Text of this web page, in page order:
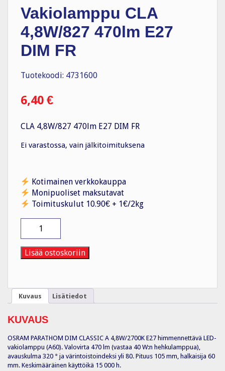
Vakiolamppu CLA
4,8W/827 470lm E27
DIM FR
Tuotekoodi: 4731600
6,40 €
CLA 4,8W/827 470lm E27 DIM FR
Ei varastossa, vain jälkitoimituksena
Kotimainen verkkokauppa
Monipuoliset maksutavat
Toimituskulut 10.90€ + 1€/2kg
4,8W/827
470lm
E27
määrä
Lisää ostoskoriin
Kuvaus Lisätiedot
KUVAUS
OSRAM PARATHOM DIM CLASSIC A 4,8W/2700K E27 himmennettävä LED-
vakiolamppu (A60). Valovirta 470 lm (vastaa 40 W:n hehkulamppua),
avauskulma 320 ° ja värintoistoindeksi yli 80. Pituus 105 mm, halkaisija 60
mm. Keskimääräinen käyttöikä 15 000 h.